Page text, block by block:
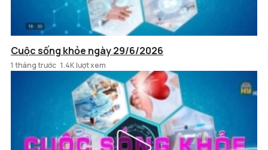
Cuộc sống khỏe ngày 29/6/2026
1 tháng trước 1.4K lượt xem